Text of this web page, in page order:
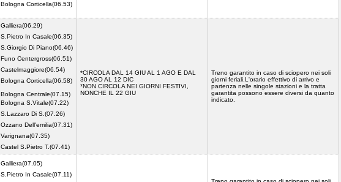
Bologna Corticella(06.53)
Galliera(06.29)
S.Pietro In Casale(06.35)
S.Giorgio Di Piano(06.46)
Funo Centergross(06.51)
Castelmaggiore(06.54)
Bologna Corticella(06.58)
Bologna Centrale(07.15)
Bologna S.Vitale(07.22)
S.Lazzaro Di S.(07.26)
Ozzano Dell'emilia(07.31)
Varignana(07.35)
Castel S.Pietro T.(07.41)
*CIRCOLA DAL 14 GIU AL 1 AGO E DAL
30 AGO AL 12 DIC
*NON CIRCOLA NEI GIORNI FESTIVI,
NONCHE IL 22 GIU
Treno garantito in caso di sciopero nei soli
giorni feriali.L'orario effettivo di arrivo e
partenza nelle singole stazioni e la tratta
garantita possono essere diversi da quanto
indicato.
Galliera(07.05)
S.Pietro In Casale(07.11)